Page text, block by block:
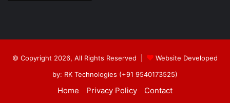
© Copyright 2026, All Rights Reserved |
Website Developed
by: RK Technologies (+91 9540173525)
Home Privacy Policy Contact